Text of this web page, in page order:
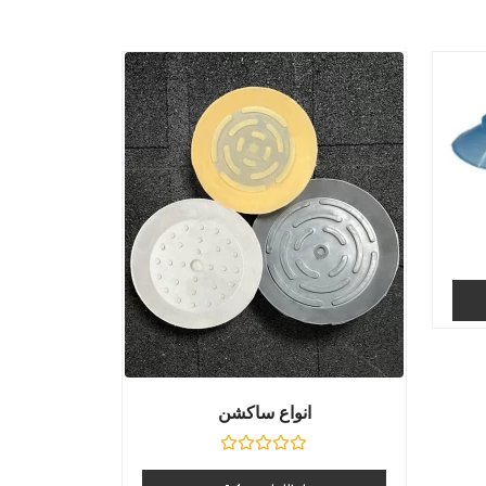
انواع ساکشن
0